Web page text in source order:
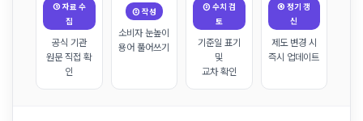
① 자료 수
집
공식 기관
원문 직접 확
인
② 작성
소비자 눈높이
용어 풀어쓰기
③ 수치 검
토
기준일 표기
및
교차 확인
④ 정기 갱
신
제도 변경 시
즉시 업데이트